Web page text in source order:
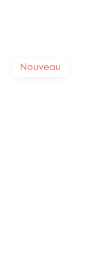
Nouveau